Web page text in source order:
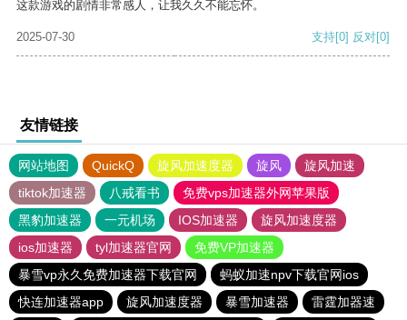
这款游戏的剧情非常感人，让我久久不能忘怀。
2025-07-30 支持[0] 反对[0]
友情链接
网站地图 QuickQ 旋风加速度器 旋风
旋风加速
tiktok加速器
八戒看书
免费vps加速器外网苹果版
黑豹加速器
一元机场 IOS加速器
旋风加速度器
ios加速器
tyl加速器官网
免费VP加速器
暴雪vp永久免费加速器下载官网
蚂蚁加速npv下载官网ios
快连加速器app
旋风加速度器 暴雪加速器 雷霆加器速